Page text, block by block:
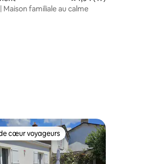
base de 207 commentaires : 4,92 sur 5
Face mer | Maison familiale au calme
cœur voyageurs les plus appréciés
cœur voyageurs